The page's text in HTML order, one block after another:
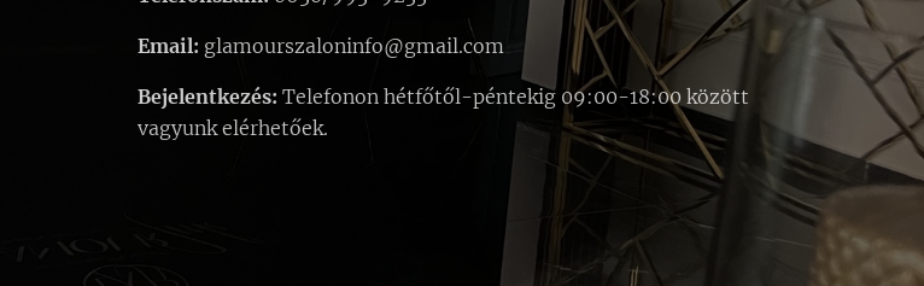
Email: glamourszaloninfo@gmail.com
Bejelentkezés: Telefonon hétfőtől-péntekig 09:00-18:00 között
vagyunk elérhetőek.